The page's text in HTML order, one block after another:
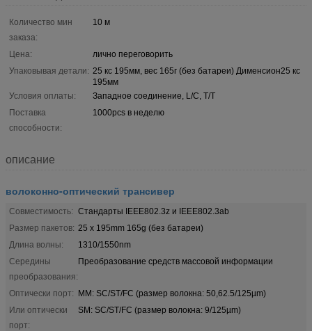
Количество мин
заказа:
10 м
Цена:
лично переговорить
Упаковывая детали: 25 кс 195мм, вес 165г (без батареи) Дименсион25 кс
195мм
Условия оплаты:
Западное соединение, L/C, T/T
Поставка
способности:
1000pcs в неделю
описание
волоконно-оптический трансивер
Совместимость: Стандарты IEEE802.3z и IEEE802.3ab
Размер пакетов: 25 x 195mm 165g (без батареи)
Длина волны:
1310/1550nm
Середины
преобразования:
Преобразование средств массовой информации
Оптически порт: MM: SC/ST/FC (размер волокна: 50,62.5/125µm)
Или оптически
порт:
SM: SC/ST/FC (размер волокна: 9/125µm)